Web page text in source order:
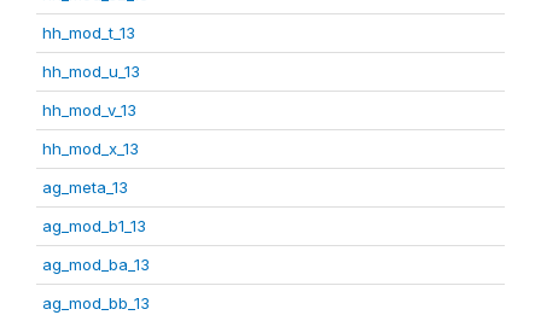
hh_mod_t_13
hh_mod_u_13
hh_mod_v_13
hh_mod_x_13
ag_meta_13
ag_mod_b1_13
ag_mod_ba_13
ag_mod_bb_13